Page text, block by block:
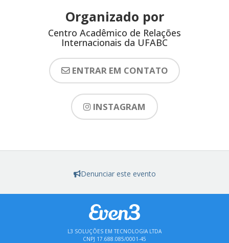
Organizado por
Centro Acadêmico de Relações
Internacionais da UFABC
ENTRAR EM CONTATO
INSTAGRAM
Denunciar este evento
L3 SOLUÇÕES EM TECNOLOGIA LTDA
CNPJ 17.688.085/0001-45